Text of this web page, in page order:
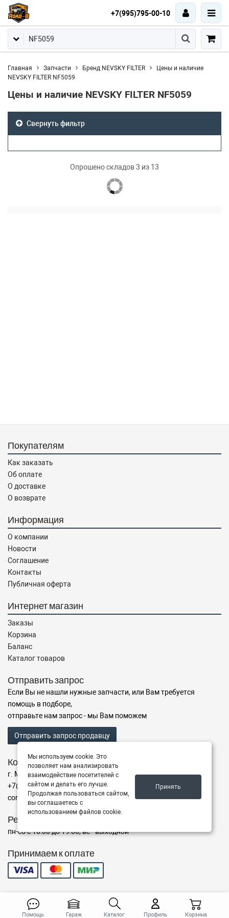
+7(995)795-00-10
Главная Запчасти Бренд NEVSKY FILTER
Цены и наличие
NEVSKY FILTER NF5059
Цены и наличие NEVSKY FILTER NF5059
Свернуть фильтр
Опрошено складов 3 из 13
Покупателям
Как заказать
Об оплате
О доставке
О возврате
Информация
О компании
Новости
Соглашение
Контакты
Публичная оферта
Интернет магазин
Заказы
Корзина
Баланс
Каталог товаров
Отправить запрос
Если Вы не нашли нужные запчасти, или Вам требуется
помощь в подборе,
отправьте нам запрос - мы Вам поможем
Отправить запрос продавцу
Контакты
г. Мытищи ул. Воронина, 15с1
+7(995)795-00-10
corp@road8.ru
Режим работы
пн-сб с 10:00 до 19:00, вс - выходной
Принимаем к оплате
© 2026 ROAD8 - Автозапчасти
Мы используем cookie. Это
позволяет нам анализировать
взаимодействие посетителей с
сайтом и делать его лучше.
Продолжая пользоваться сайтом,
вы соглашаетесь с
использованием файлов cookie.
Принять
Помощь Гараж Каталог Профиль Корзина